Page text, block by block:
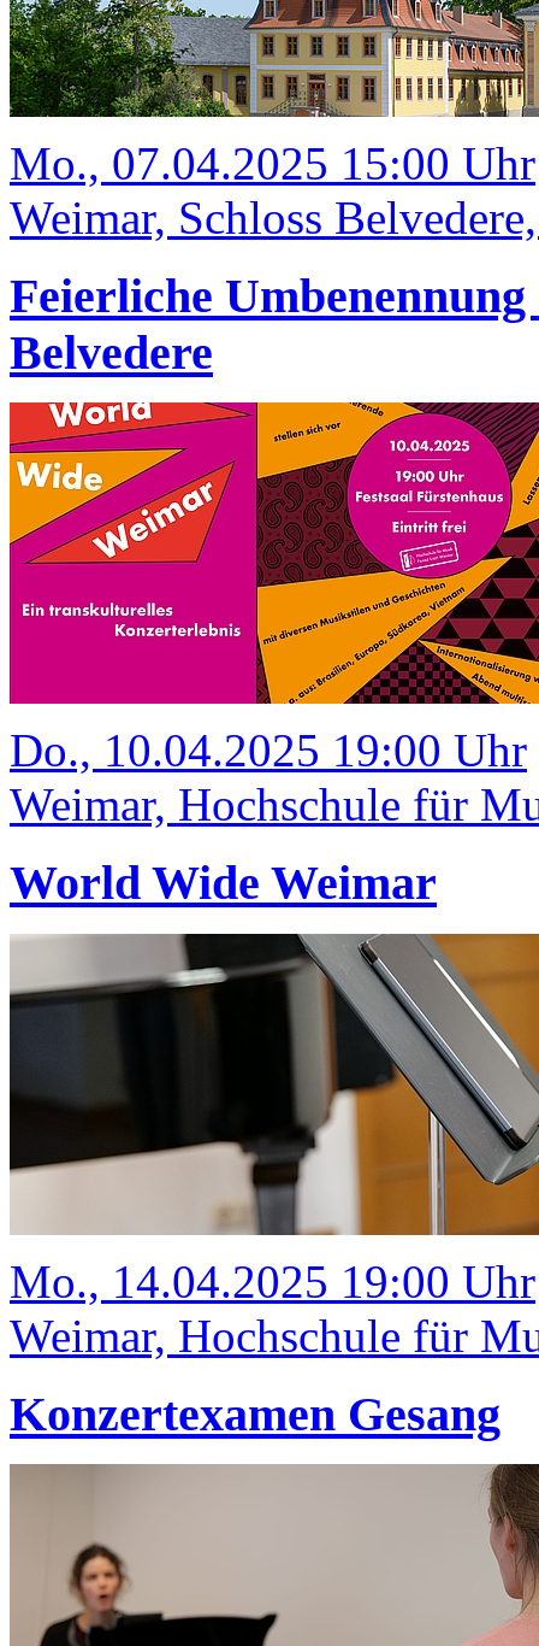
Mo., 07.04.2025 15:00 Uhr
Weimar, Schloss
Feierliche Umbenennung
Belvedere
Do., 10.04.2025 19:00 Uhr
Weimar, Hochschule für
World Wide Weimar
Mo., 14.04.2025 19:00 Uhr
Weimar, Hochschule für
Konzertexamen Gesang